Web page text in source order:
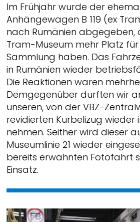
Im Frühjahr wurde der
Anhängewagen B 119 (ex
nach Rumänien abgegeben,
Tram-Museum mehr Platz
Sammlung haben. Das
in Rumänien wieder
Die Reaktionen waren
Demgegenüber durften wir
unseren, von der VBZ-
revidierten Kurbelizug wieder
nehmen. Seither wird dieser
Museumlinie 21 wieder
bereits erwähnten Fotofahrt
Einsatz.